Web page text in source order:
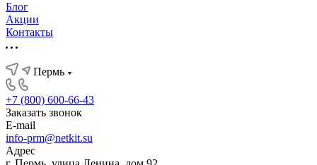
Блог
Акции
Контакты
Пермь
+7 (800) 600-66-43
Заказать звонок
E-mail
info-prm@netkit.su
Адрес